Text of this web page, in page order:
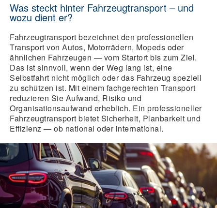
Was steckt hinter Fahrzeugtransport – und
wozu dient er?
Fahrzeugtransport bezeichnet den professionellen
Transport von Autos, Motorrädern, Mopeds oder
ähnlichen Fahrzeugen — vom Startort bis zum Ziel.
Das ist sinnvoll, wenn der Weg lang ist, eine
Selbstfahrt nicht möglich oder das Fahrzeug speziell
zu schützen ist. Mit einem fachgerechten Transport
reduzieren Sie Aufwand, Risiko und
Organisationsaufwand erheblich. Ein professioneller
Fahrzeugtransport bietet Sicherheit, Planbarkeit und
Effizienz — ob national oder international.